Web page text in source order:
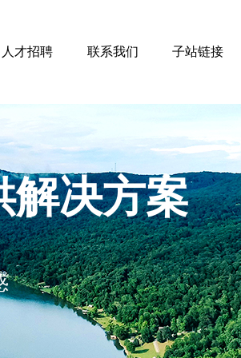
人才招聘 联系我们 子站链接
解决方案